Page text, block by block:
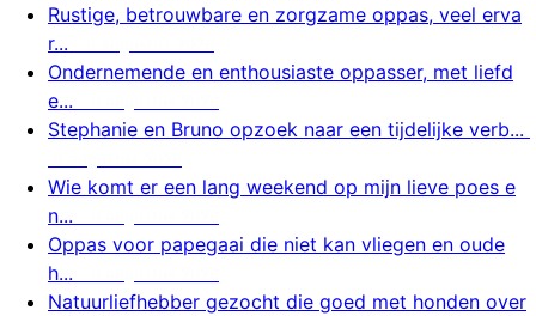
Rustige, betrouwbare en zorgzame oppas, veel erva
r...
Ondernemende en enthousiaste oppasser, met liefd
e...
Stephanie en Bruno opzoek naar een tijdelijke verb...
Wie komt er een lang weekend op mijn lieve poes e
n...
Oppas voor papegaai die niet kan vliegen en oude
h...
Natuurliefhebber gezocht die goed met honden over